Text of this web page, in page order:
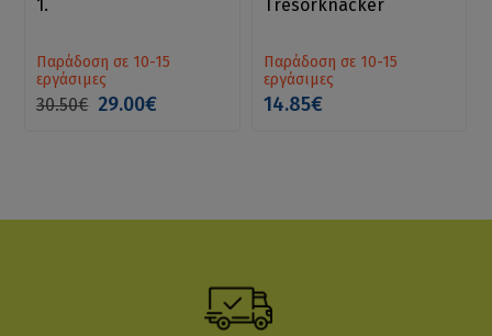
1.
Παράδοση σε 10-15
εργάσιμες
30.50€ 29.00€
Tresorknacker
Παράδοση σε 10-15
εργάσιμες
14.85€